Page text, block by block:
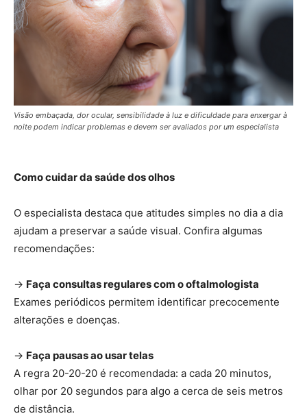
Visão embaçada, dor ocular, sensibilidade à luz e dificuldade para enxergar à
noite podem indicar problemas e devem ser avaliados por um especialista
Como cuidar da saúde dos olhos
O especialista destaca que atitudes simples no dia a dia
ajudam a preservar a saúde visual. Confira algumas
recomendações:
→ Faça consultas regulares com o oftalmologista
Exames periódicos permitem identificar precocemente
alterações e doenças.
→ Faça pausas ao usar telas
A regra 20-20-20 é recomendada: a cada 20 minutos,
olhar por 20 segundos para algo a cerca de seis metros
de distância.